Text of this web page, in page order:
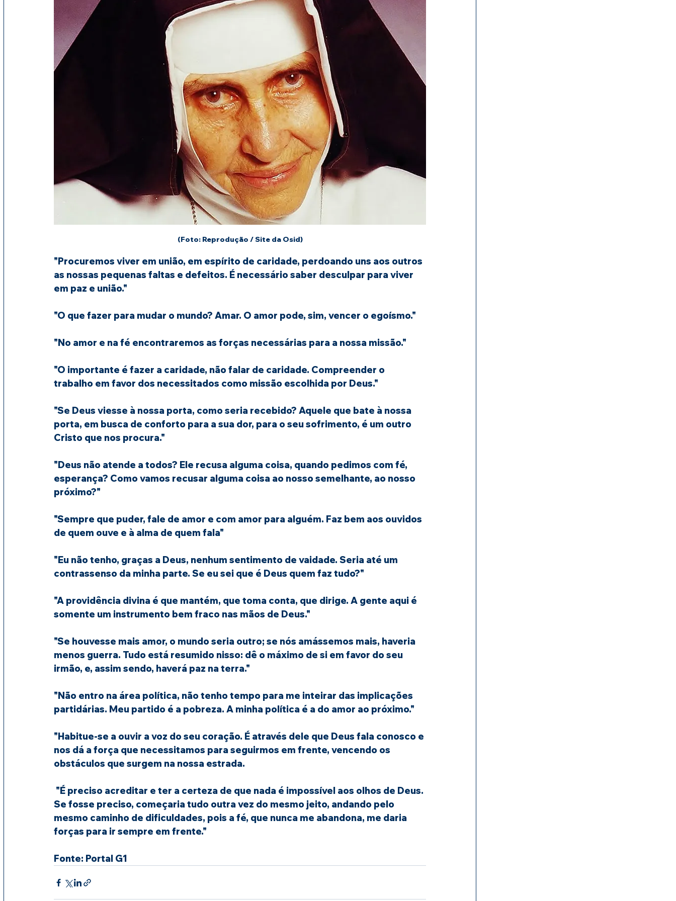
(Foto: Reprodução / Site da Osid)
"Procuremos viver em união, em espírito de caridade, perdoando uns aos outros
as nossas pequenas faltas e defeitos. É necessário saber desculpar para viver
em paz e união."
"O que fazer para mudar o mundo? Amar. O amor pode, sim, vencer o egoísmo."
"No amor e na fé encontraremos as forças necessárias para a nossa missão."
"O importante é fazer a caridade, não falar de caridade. Compreender o
trabalho em favor dos necessitados como missão escolhida por Deus."
"Se Deus viesse à nossa porta, como seria recebido? Aquele que bate à nossa
porta, em busca de conforto para a sua dor, para o seu sofrimento, é um outro
Cristo que nos procura."
"Deus não atende a todos? Ele recusa alguma coisa, quando pedimos com fé,
esperança? Como vamos recusar alguma coisa ao nosso semelhante, ao nosso
próximo?"
"Sempre que puder, fale de amor e com amor para alguém. Faz bem aos ouvidos
de quem ouve e à alma de quem fala"
"Eu não tenho, graças a Deus, nenhum sentimento de vaidade. Seria até um
contrassenso da minha parte. Se eu sei que é Deus quem faz tudo?"
"A providência divina é que mantém, que toma conta, que dirige. A gente aqui é
somente um instrumento bem fraco nas mãos de Deus."
"Se houvesse mais amor, o mundo seria outro; se nós amássemos mais, haveria
menos guerra. Tudo está resumido nisso: dê o máximo de si em favor do seu
irmão, e, assim sendo, haverá paz na terra."
"Não entro na área política, não tenho tempo para me inteirar das implicações
partidárias. Meu partido é a pobreza. A minha política é a do amor ao próximo."
"Habitue-se a ouvir a voz do seu coração. É através dele que Deus fala conosco e
nos dá a força que necessitamos para seguirmos em frente, vencendo os
obstáculos que surgem na nossa estrada.
"É preciso acreditar e ter a certeza de que nada é impossível aos olhos de Deus.
Se fosse preciso, começaria tudo outra vez do mesmo jeito, andando pelo
mesmo caminho de dificuldades, pois a fé, que nunca me abandona, me daria
forças para ir sempre em frente."
Fonte: Portal G1